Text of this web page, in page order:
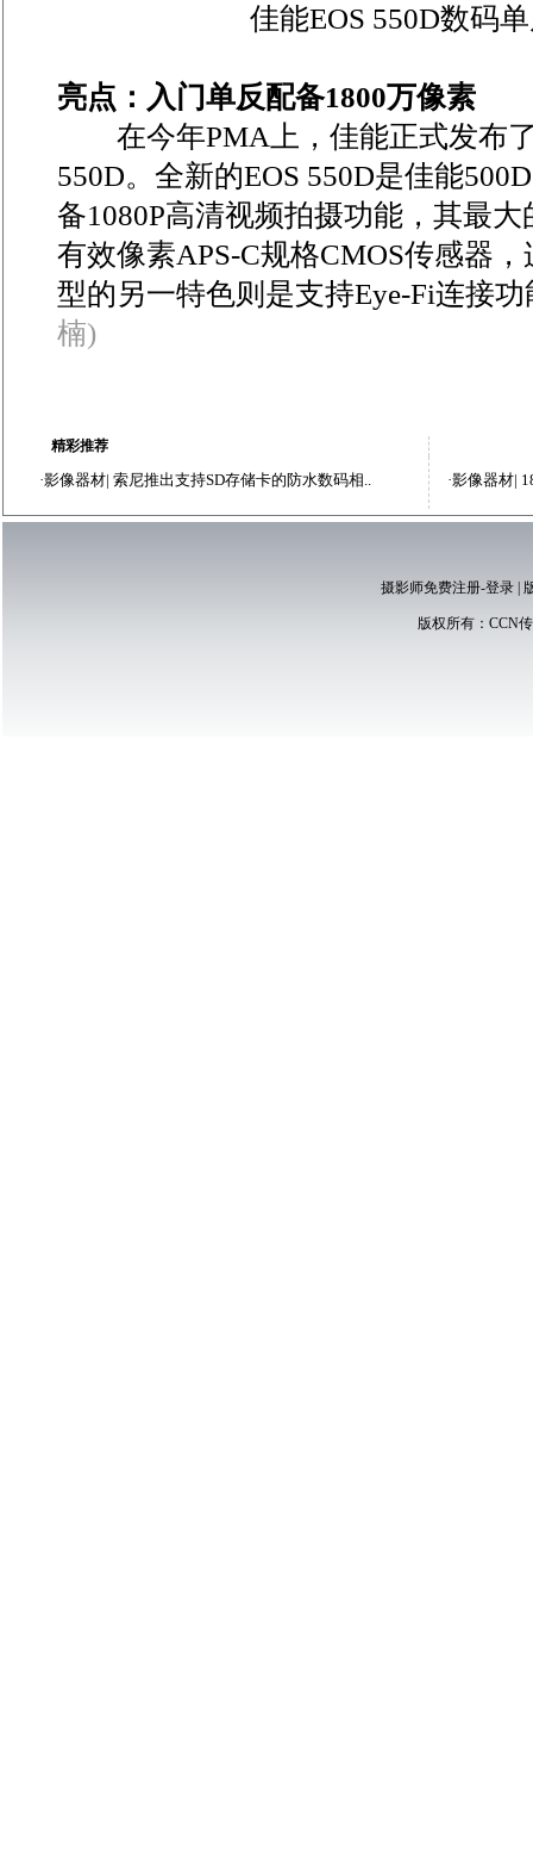
佳能EOS 550D数码
亮点：入门单反配备1800万像素
在今年PMA上，佳能正式发布了
550D。全新的EOS 550D是佳能
备1080P高清视频拍摄功能，其最
有效像素APS-C规格CMOS传感器
型的另一特色则是支持Eye-Fi连接功
楠)
精彩推荐
·影像器材| 索尼推出支持SD存储卡的防水数码相.. ·影像器材|
摄影师免费注册-登录|
版权所有： CCN